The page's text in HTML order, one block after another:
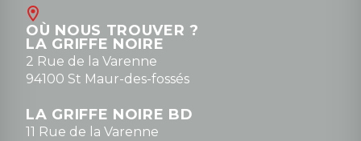
contact@la-griffe-noire.com
0148836747
OÙ NOUS TROUVER ?
LA GRIFFE NOIRE
2 Rue de la Varenne
94100 St Maur-des-fossés
LA GRIFFE NOIRE BD
11 Rue de la Varenne